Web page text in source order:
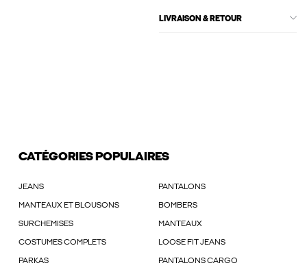
LIVRAISON & RETOUR
CATÉGORIES POPULAIRES
JEANS PANTALONS
MANTEAUX ET BLOUSONS BOMBERS
SURCHEMISES MANTEAUX
COSTUMES COMPLETS LOOSE FIT JEANS
PARKAS PANTALONS CARGO